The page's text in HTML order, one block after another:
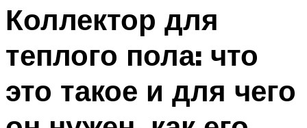
Коллектор для
теплого пола: что
это такое и для чего